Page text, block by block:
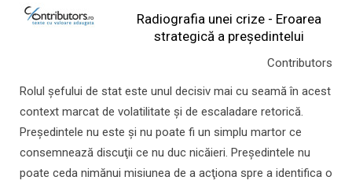
Radiografia unei crize - Eroarea
strategică a președintelui
Contributors
Rolul şefului de stat este unul decisiv mai cu seamă în acest
context marcat de volatilitate şi de escaladare retorică.
Preşedintele nu este şi nu poate fi un simplu martor ce
consemnează discuţii ce nu duc nicăieri. Preşedintele nu
poate ceda nimănui misiunea de a acţiona spre a identifica o